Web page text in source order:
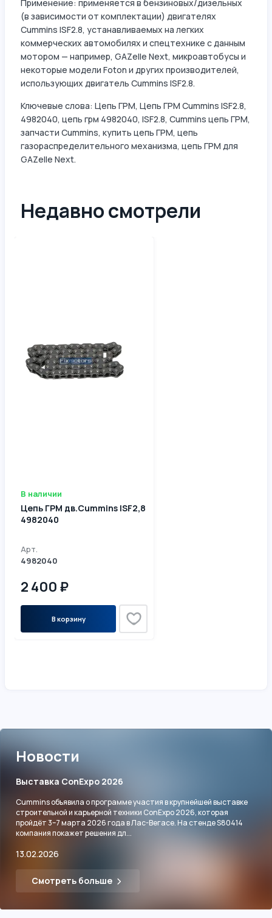
Применение: применяется в бензиновых/дизельных
(в зависимости от комплектации) двигателях
Cummins ISF2.8, устанавливаемых на легких
коммерческих автомобилях и спецтехнике с данным
мотором — например, GAZelle Next, микроавтобусы и
некоторые модели Foton и других производителей,
использующих двигатель Cummins ISF2.8.
Ключевые слова: Цепь ГРМ, Цепь ГРМ Cummins ISF2.8,
4982040, цепь грм 4982040, ISF2.8, Cummins цепь ГРМ,
запчасти Cummins, купить цепь ГРМ, цепь
газораспределительного механизма, цепь ГРМ для
GAZelle Next.
Недавно смотрели
В наличии
Цепь ГРМ дв.Cummins ISF2,8
4982040
Арт.
4982040
2 400 ₽
В корзину
Новости
Выставка ConExpo 2026
Cummins объявила о программе участия в крупнейшей выставке
строительной и карьерной техники ConExpo 2026, которая
пройдёт 3–7 марта 2026 года в Лас-Вегасе. На стенде S80414
компания покажет решения дл...
13.02.2026
Смотреть больше